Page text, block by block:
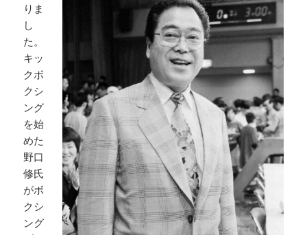
りま
し
た。
キッ
クボ
クシ
ング
を始
めた
野口
修氏
がボ
クシ
ング